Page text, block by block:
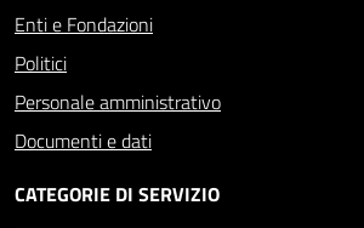
Enti e Fondazioni
Politici
Personale amministrativo
Documenti e dati
CATEGORIE DI SERVIZIO